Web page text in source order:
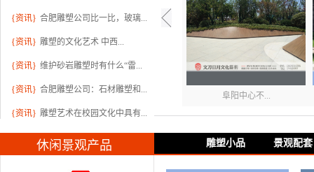
阜阳安息山...
{资讯} 合肥雕塑公司比一比，玻璃...
{资讯} 雕塑的文化艺术 中西...
{资讯} 维护砂岩雕塑时有什么“雷...
{资讯} 合肥雕塑公司：石材雕塑和...
{资讯} 雕塑艺术在校园文化中具有...
阜阳中心不...
休闲景观产品 雕塑小品 景观配套